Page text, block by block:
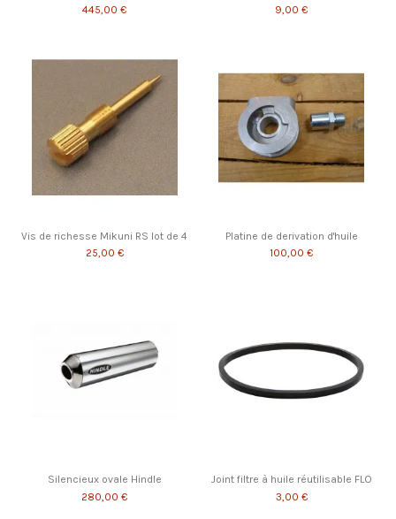
445,00 € 9,00 €
Vis de richesse Mikuni RS lot de 4
25,00 €
Platine de derivation d'huile
100,00 €
Silencieux ovale Hindle
280,00 €
Joint filtre à huile réutilisable FLO
3,00 €